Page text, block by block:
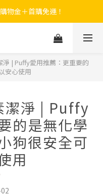
物金＋首購免運！
物金＋首購免運！
衣精(尤加利)補充包750ml
淨 | Puffy愛用推薦：更重要的
安心使用
潔淨 | Puffy
的是無化學
狗很安全可
用